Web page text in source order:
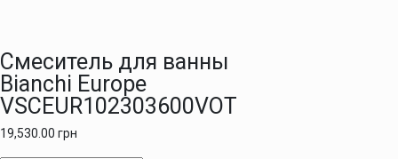
Смеситель для ванны
Bianchi Europe
VSCEUR102303600VOT
19,530.00 грн